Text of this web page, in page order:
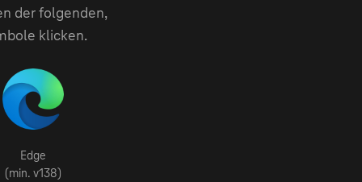
der folgenden,
klicken.
Edge
(min. v138)